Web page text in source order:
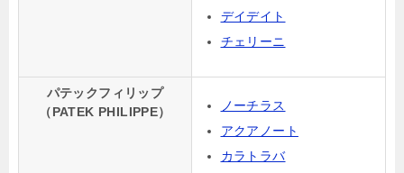
デイデイト
チェリーニ
パテックフィリップ
（PATEK PHILIPPE）
ノーチラス
アクアノート
カラトラバ